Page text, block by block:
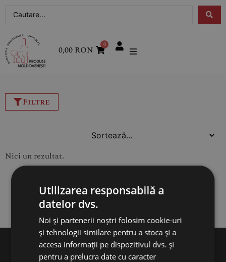
0,00 RON 0
Filtre
Nici un rezultat.
Utilizarea responsabilă a
datelor dvs.
Noi și partenerii noștri folosim cookie-uri
și tehnologii similare pentru a stoca și a
accesa informații pe dispozitivul dvs. și
pentru a prelucra date cu caracter